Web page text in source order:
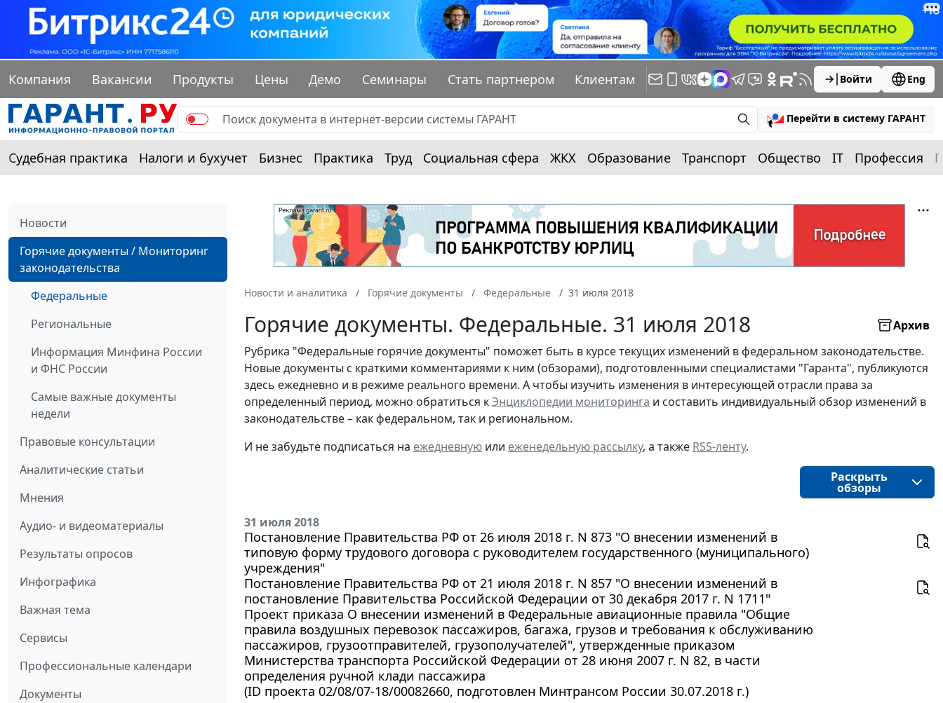
Компания Вакансии Продукты Цены Демо Семинары Стать партнером Клиентам Войти Eng
Перейти в систему ГАРАНТ
Судебная практика Налоги и бухучет Бизнес Практика Труд Социальная сфера ЖКХ Образование Транспорт Общество IT Профессия
Новости
Горячие документы / Мониторинг
законодательства
Федеральные
Региональные
Информация Минфина России
и ФНС России
Самые важные документы
недели
Правовые консультации
Аналитические статьи
Мнения
Аудио- и видеоматериалы
Результаты опросов
Инфографика
Важная тема
Сервисы
Профессиональные календари
Документы
Новости и аналитика Горячие документы Федеральные 31 июля 2018
Горячие документы. Федеральные. 31 июля 2018
Архив
Рубрика "Федеральные горячие документы" поможет быть в курсе текущих изменений в федеральном законодательстве.
Новые документы с краткими комментариями к ним (обзорами), подготовленными специалистами "Гаранта", публикуются
здесь ежедневно и в режиме реального времени. А чтобы изучить изменения в интересующей отрасли права за
определенный период, можно обратиться кЭнциклопедии мониторинга и составить индивидуальный обзор изменений в
законодательстве – как федеральном, так и региональном.
И не забудьте подписаться на ежедневную или еженедельную рассылку, а также RSS-ленту.
Раскрыть
обзоры
31 июля 2018
Постановление Правительства РФ от 26 июля 2018 г. N 873 "О внесении изменений в
типовую форму трудового договора с руководителем государственного (муниципального)
учреждения"
Постановление Правительства РФ от 21 июля 2018 г. N 857 "О внесении изменений в
постановление Правительства Российской Федерации от 30 декабря 2017 г. N 1711"
Проект приказа О внесении изменений в Федеральные авиационные правила "Общие
правила воздушных перевозок пассажиров, багажа, грузов и требования к обслуживанию
пассажиров, грузоотправителей, грузополучателей", утвержденные приказом
Министерства транспорта Российской Федерации от 28 июня 2007 г. N 82, в части
определения ручной клади пассажира
(ID проекта 02/08/07-18/00082660, подготовлен Минтрансом России 30.07.2018 г.)